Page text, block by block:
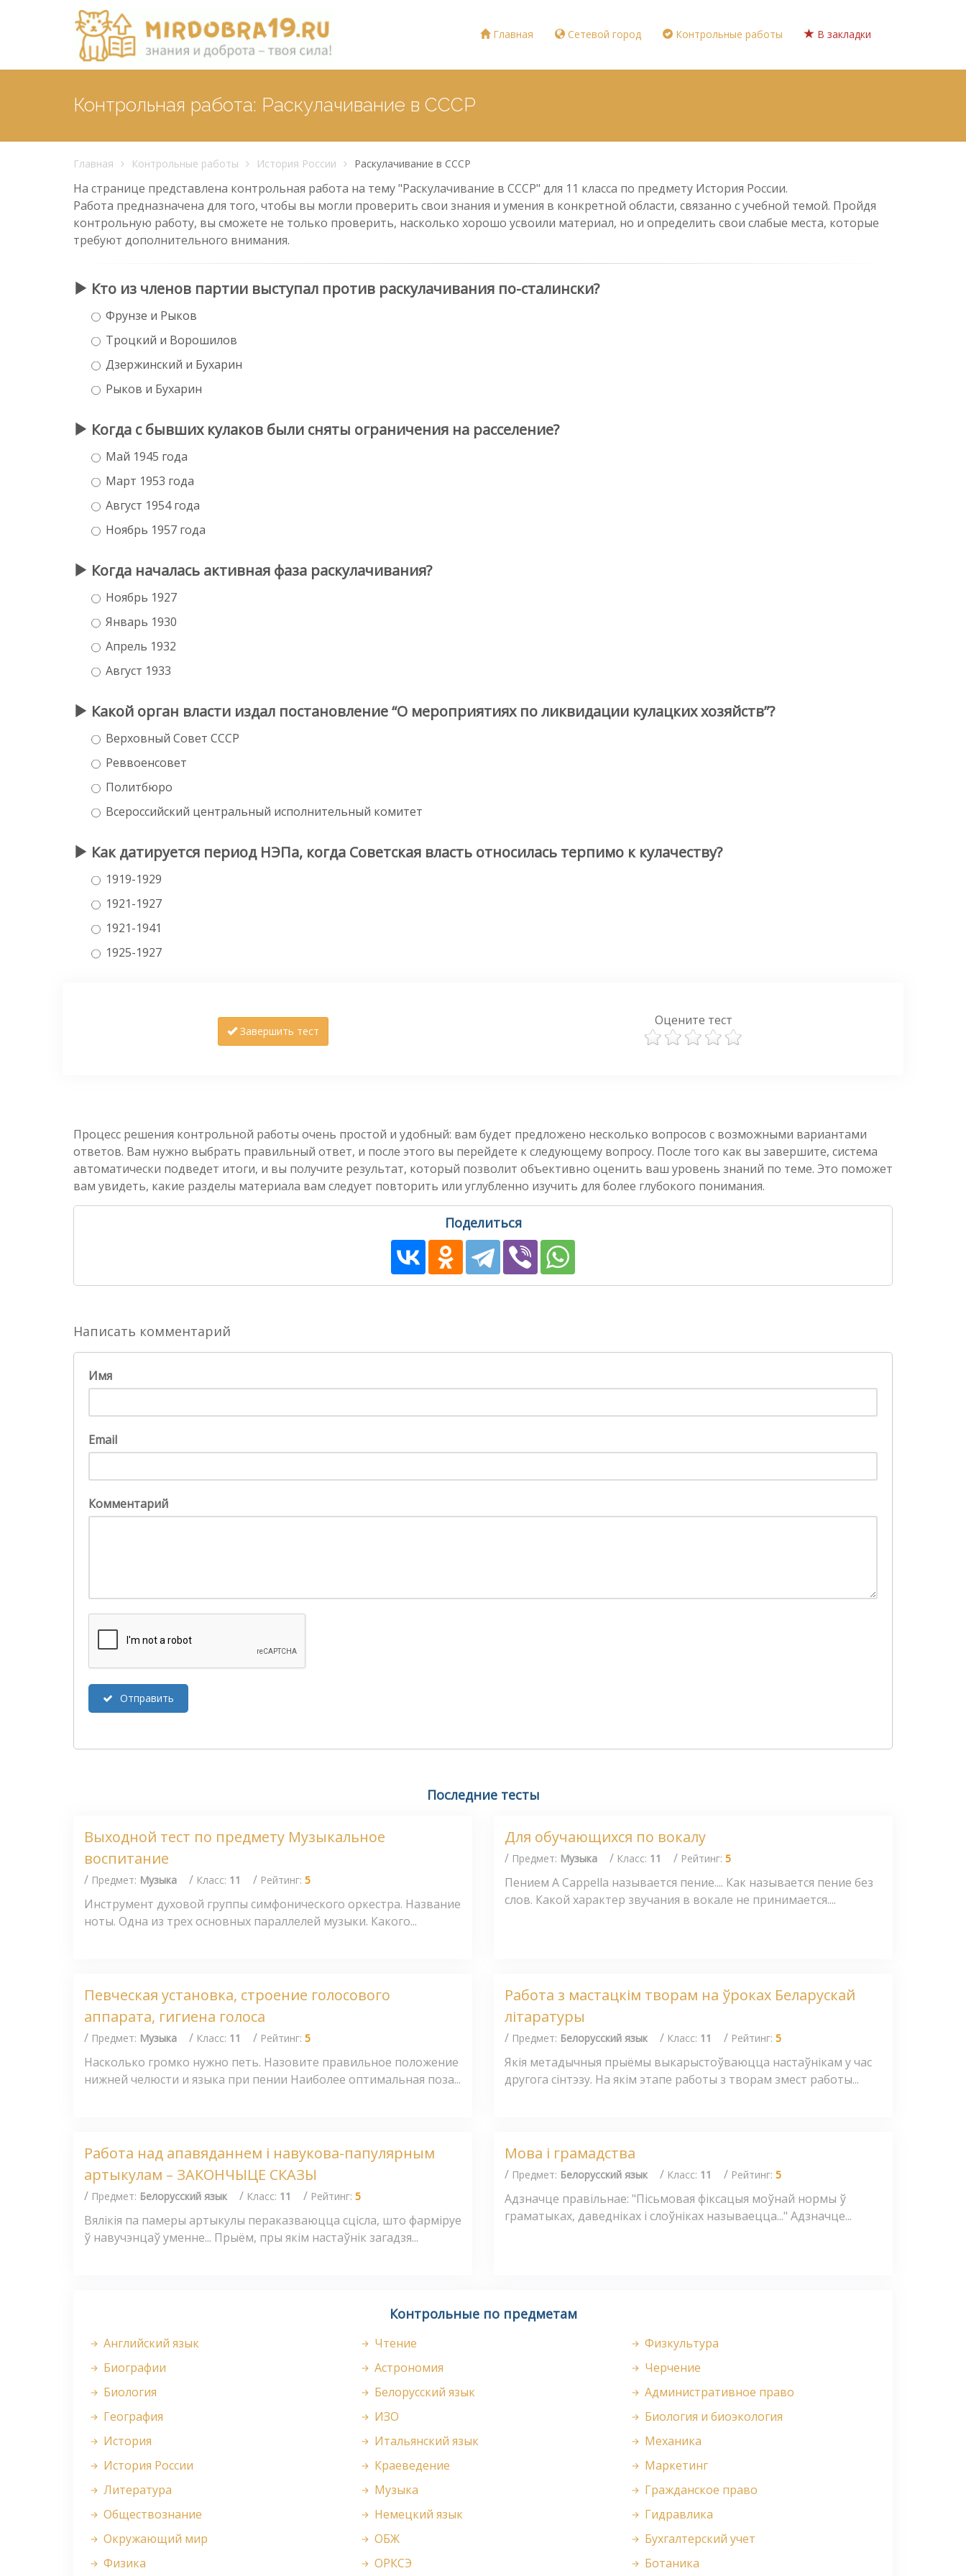
Главная Сетевой город Контрольные работы В закладки
Контрольная работа: Раскулачивание в СССР
Главная Контрольные работы История России Раскулачивание в СССР
На странице представлена контрольная работа на тему "Раскулачивание в СССР" для 11 класса по предмету История России.
Работа предназначена для того, чтобы вы могли проверить свои знания и умения в конкретной области, связанно с учебной темой. Пройдя
контрольную работу, вы сможете не только проверить, насколько хорошо усвоили материал, но и определить свои слабые места, которые
требуют дополнительного внимания.
Кто из членов партии выступал против раскулачивания по-сталински?
Фрунзе и Рыков
Троцкий и Ворошилов
Дзержинский и Бухарин
Рыков и Бухарин
Когда с бывших кулаков были сняты ограничения на расселение?
Май 1945 года
Март 1953 года
Август 1954 года
Ноябрь 1957 года
Когда началась активная фаза раскулачивания?
Ноябрь 1927
Январь 1930
Апрель 1932
Август 1933
Какой орган власти издал постановление “О мероприятиях по ликвидации кулацких хозяйств”?
Верховный Совет СССР
Реввоенсовет
Политбюро
Всероссийский центральный исполнительный комитет
Как датируется период НЭПа, когда Советская власть относилась терпимо к кулачеству?
1919-1929
1921-1927
1921-1941
1925-1927
Завершить тест
Оцените тест
Процесс решения контрольной работы очень простой и удобный: вам будет предложено несколько вопросов с возможными вариантами
ответов. Вам нужно выбрать правильный ответ, и после этого вы перейдете к следующему вопросу. После того как вы завершите, система
автоматически подведет итоги, и вы получите результат, который позволит объективно оценить ваш уровень знаний по теме. Это поможет
вам увидеть, какие разделы материала вам следует повторить или углубленно изучить для более глубокого понимания.
Поделиться
Написать комментарий
Имя
Email
Комментарий
Отправить
Последние тесты
Выходной тест по предмету Музыкальное
воспитание
/ Предмет: Музыка / Класс: 11 / Рейтинг: 5
Инструмент духовой группы симфонического оркестра. Название
ноты. Одна из трех основных параллелей музыки. Какого...
Для обучающихся по вокалу
/ Предмет: Музыка / Класс: 11 / Рейтинг: 5
Пением А Сарреllа называется пение.... Как называется пение без
слов. Какой характер звучания в вокале не принимается....
Певческая установка, строение голосового
аппарата, гигиена голоса
/ Предмет: Музыка / Класс: 11 / Рейтинг: 5
Насколько громко нужно петь. Назовите правильное положение
нижней челюсти и языка при пении Наиболее оптимальная поза...
Работа з мастацкім творам на ўроках Беларускай
літаратуры
/ Предмет: Белорусский язык / Класс: 11 / Рейтинг: 5
Якія метадычныя прыёмы выкарыстоўваюцца настаўнікам у час
другога сінтэзу. На якім этапе работы з творам змест работы...
Работа над апавяданнем і навукова-папулярным
артыкулам – ЗАКОНЧЫЦЕ СКАЗЫ
/ Предмет: Белорусский язык / Класс: 11 / Рейтинг: 5
Вялікія па памеры артыкулы пераказваюцца сцісла, што фарміруе
ў навучэнцаў уменне... Прыём, пры якім настаўнік загадзя...
Мова і грамадства
/ Предмет: Белорусский язык / Класс: 11 / Рейтинг: 5
Адзначце правільнае: "Пісьмовая фіксацыя моўнай нормы ў
граматыках, даведніках і слоўніках называецца..." Адзначце...
Контрольные по предметам
Английский язык
Биографии
Биология
География
История
История России
Литература
Обществознание
Окружающий мир
Физика
Чтение
Астрономия
Белорусский язык
ИЗО
Итальянский язык
Краеведение
Музыка
Немецкий язык
ОБЖ
ОРКСЭ
Физкультура
Черчение
Административное право
Биология и биоэкология
Механика
Маркетинг
Гражданское право
Гидравлика
Бухгалтерский учет
Ботаника